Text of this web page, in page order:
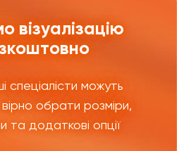
візуалізацію
спеціалісти можуть
обрати розміри,
та додаткові опції